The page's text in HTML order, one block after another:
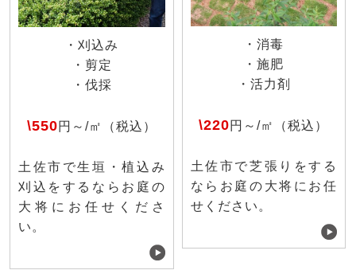
・刈込み
・剪定
・伐採
\550円～/㎡（税込）
土佐市で生垣・植込み
刈込をするならお庭の
大将にお任せくださ
い。
・消毒
・施肥
・活力剤
\220円～/㎡（税込）
土佐市で芝張りをする
ならお庭の大将にお任
せください。